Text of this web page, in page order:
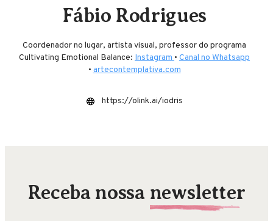
Fábio Rodrigues
Coordenador no lugar, artista visual, professor do programa
Cultivating Emotional Balance: Instagram • Canal no Whatsapp
• artecontemplativa.com
https://olink.ai/iodris
Receba nossa newsletter